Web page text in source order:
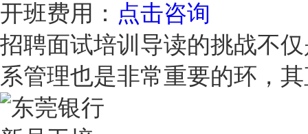
开班费用： 点击咨询
招聘面试培训导读的挑战不
系管理也是非常重要的环